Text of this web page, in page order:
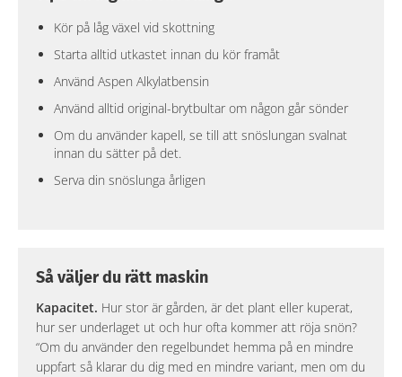
Kör på låg växel vid skottning
Starta alltid utkastet innan du kör framåt
Använd Aspen Alkylatbensin
Använd alltid original-brytbultar om någon går sönder
Om du använder kapell, se till att snöslungan svalnat
innan du sätter på det.
Serva din snöslunga årligen
Så väljer du rätt maskin
Kapacitet. Hur stor är gården, är det plant eller kuperat,
hur ser underlaget ut och hur ofta kommer att röja snön?
“Om du använder den regelbundet hemma på en mindre
uppfart så klarar du dig med en mindre variant, men om du